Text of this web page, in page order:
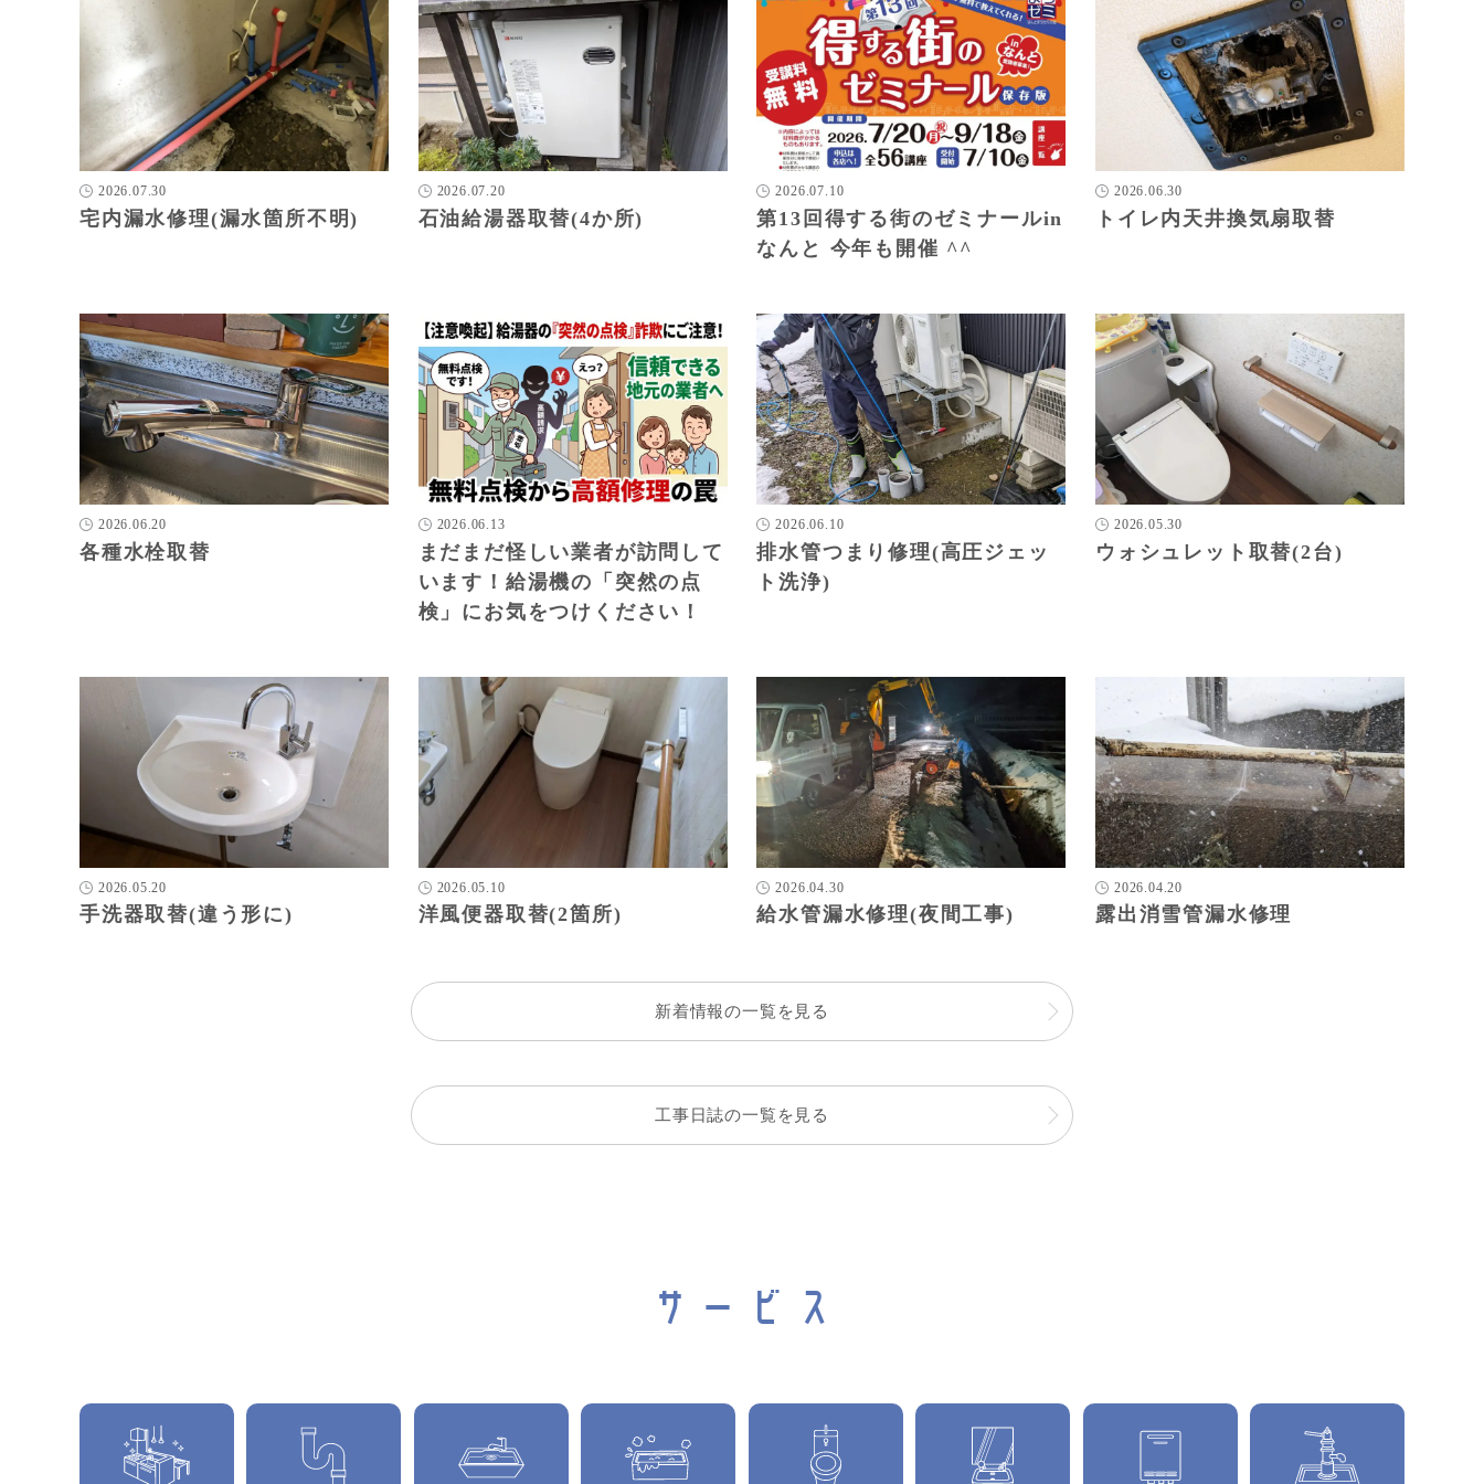
2026.07.30
宅内漏水修理(漏水箇所不明)
2026.07.20
石油給湯器取替(4か所)
2026.07.10
第13回得する街のゼミナールin
なんと 今年も開催 ^^
2026.06.30
トイレ内天井換気扇取替
2026.06.20
各種水栓取替
2026.06.13
まだまだ怪しい業者が訪問して
います！給湯機の「突然の点
検」にお気をつけください！
2026.06.10
排水管つまり修理(高圧ジェッ
ト洗浄)
2026.05.30
ウォシュレット取替(2台)
2026.05.20
手洗器取替(違う形に)
2026.05.10
洋風便器取替(2箇所)
2026.04.30
給水管漏水修理(夜間工事)
2026.04.20
露出消雪管漏水修理
新着情報の一覧を見る
工事日誌の一覧を見る
サービス